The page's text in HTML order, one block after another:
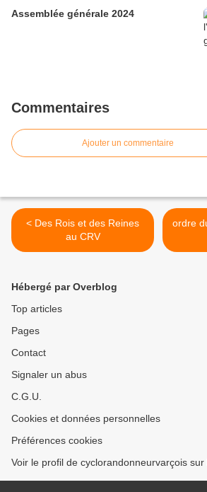
Assemblée générale 2024
Commentaires
Ajouter un commentaire
< Des Rois et des Reines
au CRV
ordre
Hébergé par Overblog
Top articles
Pages
Contact
Signaler un abus
C.G.U.
Cookies et données personnelles
Préférences cookies
Voir le profil de cyclorandonneurvarçois